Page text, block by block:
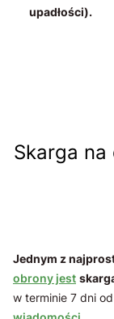
upadłości).
Skarga na czynności komornika (art.
Jednym z
obrony jest
w terminie 7 dni